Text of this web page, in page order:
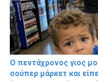
Ο πεντάχρονος γιος
σούπερ μάρκετ και